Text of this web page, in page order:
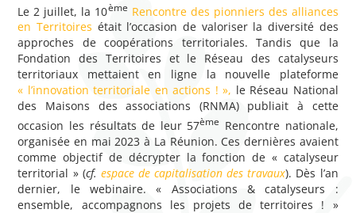
Le 2 juillet, la 10ème Rencontre des pionniers des alliances
en Territoires était l’occasion de valoriser la diversité des
approches de coopérations territoriales. Tandis que la
Fondation des Territoires et le Réseau des catalyseurs
territoriaux mettaient en ligne la nouvelle plateforme
« l’innovation territoriale en actions ! », le Réseau National
des Maisons des associations (RNMA) publiait à cette
occasion les résultats de leur 57ème Rencontre nationale,
organisée en mai 2023 à La Réunion. Ces dernières avaient
comme objectif de décrypter la fonction de « catalyseur
territorial » (cf. espace de capitalisation des travaux). Dès l’an
dernier, le webinaire. « Associations & catalyseurs :
ensemble, accompagnons les projets de territoires ! »